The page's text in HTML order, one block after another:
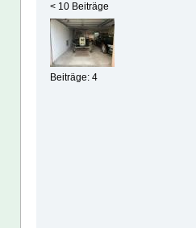
< 10 Beiträge
Beiträge: 4